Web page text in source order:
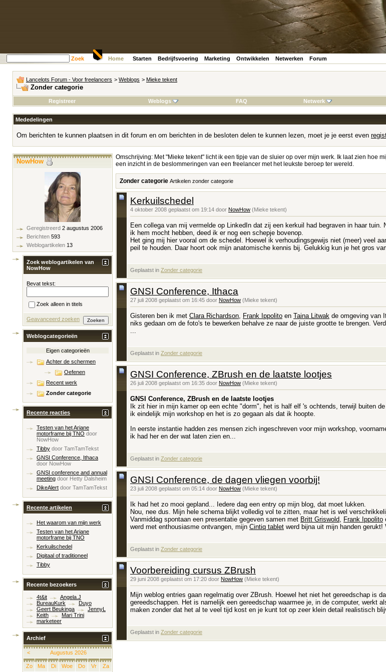
Zoek Home Starten Bedrijfsvoering Marketing Ontwikkelen Netwerken Forum
Lancelots Forum - Voor freelancers > Weblogs > Mieke tekent
Zonder categorie
Registreer
Weblogs FAQ Netwerk
Mededelingen
Om berichten te kunnen plaatsen in dit forum en om berichten in de besloten delen te kunnen lezen, moet je je eerst even
Omschrijving: Met "Mieke tekent" licht ik een tipje van de sluier op over mijn werk. Ik laat zien hoe
een inzicht in de beslommeringen van een freelancer met het leukste beroep ter wereld.
Zonder categorie Artikelen zonder categorie
Kerkuilschedel
4 oktober 2008 geplaatst om 19:14 door NowHow (Mieke tekent)
Een collega van mij vermelde op LinkedIn dat zij een kerkuil had begraven in haar
ik hem mocht hebben, deed ik er nog een schepje bovenop.
Het ging mij hier vooral om de schedel. Hoewel ik verhoudingsgewijs niet (meer) veel
peil te houden. Daar hoort ook mijn anatomische kennis bij. Gelukkig kun je het gros
Geplaatst in Zonder categorie
GNSI Conference, Ithaca
27 juli 2008 geplaatst om 16:45 door NowHow (Mieke tekent)
Gisteren ben ik met Clara Richardson Frank Ippolito en Taina Litwak de omgeving van
niks gedaan om de foto's te bewerken behalve ze naar de juiste grootte te brengen.
Geplaatst in Zonder categorie
GNSI Conference, ZBrush en de laatste lootjes
26 juli 2008 geplaatst om 16:35 door NowHow (Mieke tekent)
GNSI Conference, ZBrush en de laatste lootjes
Ik zit hier in mijn kamer op een echte "dorm", het is half elf 's ochtends, terwijl buiten
ik eindelijk mijn workshop en het is zo gegaan als dat ik hoopte.
In eerste instantie hadden zes mensen zich ingeschreven voor mijn workshop,
ik had her en der wat laten zien en...
Geplaatst in Zonder categorie
GNSI Conference, de dagen vliegen voorbij!
23 juli 2008 geplaatst om 05:14 door NowHow (Mieke tekent)
Ik had het zo mooi gepland... Iedere dag een entry op mijn blog, dat moet lukken.
Nou, nee dus. Mijn hele schema blijkt volledig vol te zitten, maar het is wel
Vanmiddag spontaan een presentatie gegeven samen met Britt Griswold Frank Ippolito
werd met enthousiasme ontvangen, mijn Cintiq tablet werd bijna uit mijn handen gerukt!
Geplaatst in Zonder categorie
Voorbereiding cursus ZBrush
29 juni 2008 geplaatst om 17:20 door NowHow (Mieke tekent)
Mijn weblog entries gaan regelmatig over ZBrush. Hoewel het niet het gereedschap is
gereedschappen. Het is namelijk een gereedschap waarmee je, in de computer,
maken zonder dat het al te veel tijd kost en je kunt tot op zeer klein detail realistisch
Geplaatst in Zonder categorie
NowHow
Geregistreerd 2 augustus 2006
Berichten 593
Weblogartikelen 13
Zoek weblogartikelen van
NowHow
Bevat tekst:
Zoek alleen in titels
Geavanceerd zoeken
Weblogcategorieën
Eigen categorieën
Achter de schermen
Oefenen
Recent werk
Zonder categorie
Recente reacties
Testen van het Ariane
motorframe bij TNO door
NowHow
Tibby door TamTamTekst
GNSI Conference, Ithaca
door NowHow
GNSI conference and annual
meeting door Hetty Dalsheim
DikeAlert door TamTamTekst
Recente artikelen
Het waarom van mijn werk
Testen van het Ariane
motorframe bij TNO
Kerkuilschedel
Digitaal of traditioneel
Tibby
Recente bezoekers
4t&it
Angela.J
BureauKurk
Duyo
Geert Beukinga
JennyL
Keith
Mari Trini
marketeer
Archief
< Augustus 2026
Zo Ma Di Woe Do Vr Za